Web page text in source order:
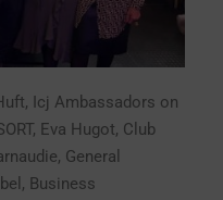
Icj Ambassadors on
Eva Hugot, Club
General
Business